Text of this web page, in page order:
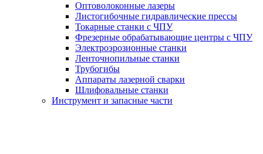
Оптоволоконные лазеры
Листогибочные гидравлические прессы
Токарные станки с ЧПУ
Фрезерные обрабатывающие центры с ЧПУ
Электроэрозионные станки
Ленточнопильные станки
Трубогибы
Аппараты лазерной сварки
Шлифовальные станки
Инструмент и запасные части